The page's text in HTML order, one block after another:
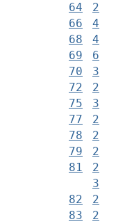
64
2
66
4
68
4
69
6
70
3
72
2
75
3
77
2
78
2
79
2
81
2
3
82
2
83
2